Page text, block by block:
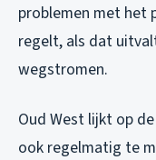
problemen met het
regelt, als dat
wegstromen.
Oud West lijkt op
ook regelmatig te